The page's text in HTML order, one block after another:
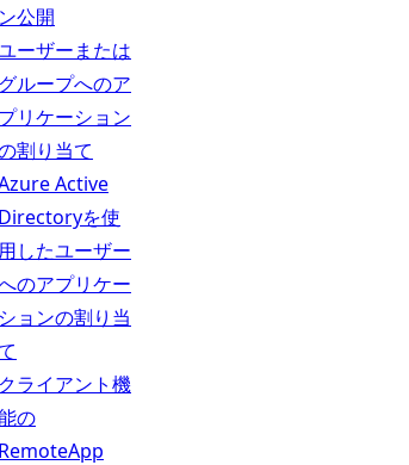
公開
ーザーまたは
ループへのア
リケーション
割り当て
Active
を使
したユーザー
のアプリケー
ョンの割り当
ライアント機
の